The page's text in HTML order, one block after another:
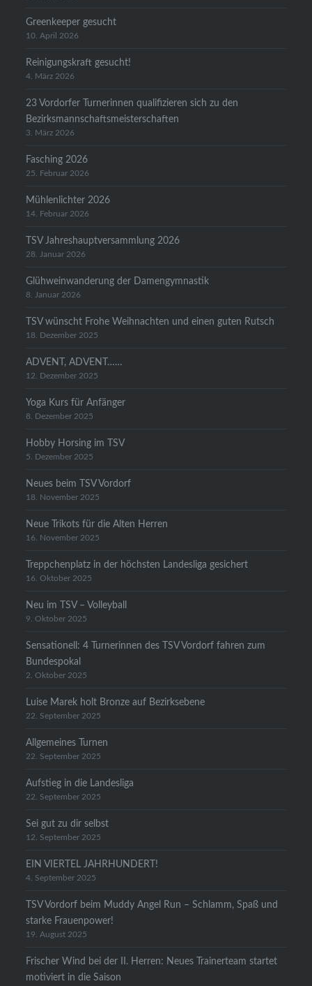
Greenkeeper gesucht
10. April 2026
Reinigungskraft gesucht!
4. März 2026
23 Vordorfer Turnerinnen qualifizieren sich zu den
Bezirksmannschaftsmeisterschaften
3. März 2026
Fasching 2026
25. Februar 2026
Mühlenlichter 2026
14. Februar 2026
TSV Jahreshauptversammlung 2026
28. Januar 2026
Glühweinwanderung der Damengymnastik
8. Januar 2026
TSV wünscht Frohe Weihnachten und einen guten Rutsch
18. Dezember 2025
ADVENT, ADVENT……
12. Dezember 2025
Yoga Kurs für Anfänger
8. Dezember 2025
Hobby Horsing im TSV
5. Dezember 2025
Neues beim TSV Vordorf
18. November 2025
Neue Trikots für die Alten Herren
16. November 2025
Treppchenplatz in der höchsten Landesliga gesichert
16. Oktober 2025
Neu im TSV – Volleyball
9. Oktober 2025
Sensationell: 4 Turnerinnen des TSV Vordorf fahren zum
Bundespokal
2. Oktober 2025
Luise Marek holt Bronze auf Bezirksebene
22. September 2025
Allgemeines Turnen
22. September 2025
Aufstieg in die Landesliga
22. September 2025
Sei gut zu dir selbst
12. September 2025
EIN VIERTEL JAHRHUNDERT!
4. September 2025
TSV Vordorf beim Muddy Angel Run – Schlamm, Spaß und
starke Frauenpower!
19. August 2025
Frischer Wind bei der II. Herren: Neues Trainerteam startet
motiviert in die Saison